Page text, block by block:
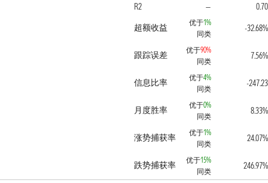
R2
—
0.70
超额收益
优于1%
同类
-32.68%
跟踪误差 优于90%
同类
7.56%
信息比率 优于4%
同类
-247.23
月度胜率 优于0%
同类
8.33%
涨势捕获率 优于1%
同类
24.07%
跌势捕获率 优于15%
同类
246.97%